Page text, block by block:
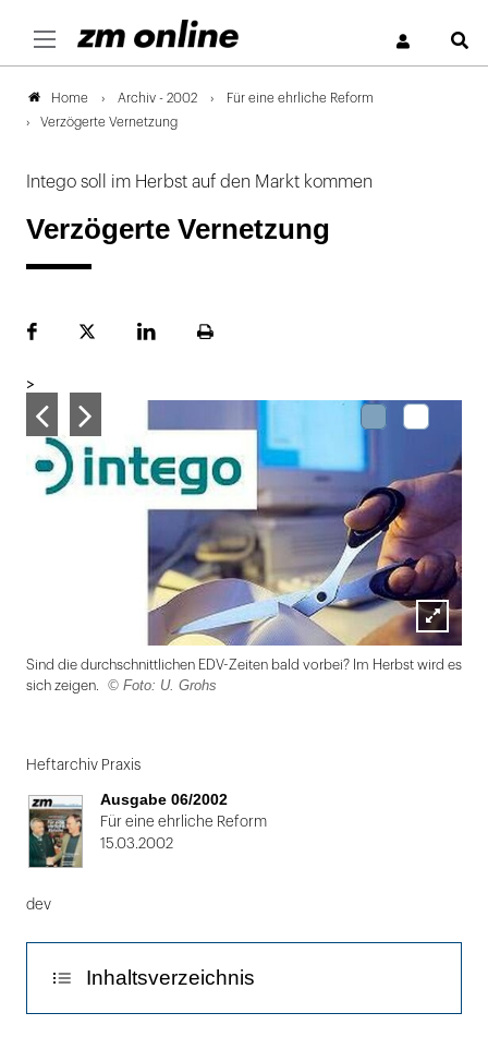
Home Archiv - 2002
Für eine ehrliche Reform
Verzögerte Vernetzung
Intego soll im Herbst auf den Markt kommen
Verzögerte Vernetzung
FacebookPlattformLinekdInSeite
>
Lightbox
öffnen
Sind die durchschnittlichen EDV-Zeiten bald vorbei? Im Herbst wird es
sich zeigen.
© Foto: U. Grohs
1
von
2
Heftarchiv Praxis
Ausgabe 06/2002
Für eine ehrliche Reform
15.03.2002
dev
Inhaltsverzeichnis